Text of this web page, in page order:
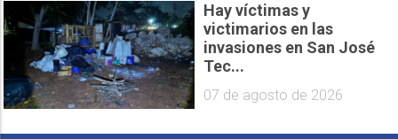
Hay víctimas y
victimarios en las
invasiones en San José
Tec...
07 de agosto de 2026